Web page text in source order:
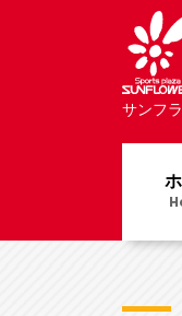
サンフ